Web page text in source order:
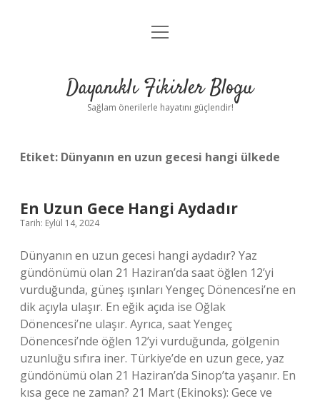
Anasayfa
Yasal Uyarı
menüyü
Dayanıklı Fikirler Blogu
Sağlam önerilerle hayatını güçlendir!
Etiket: Dünyanın en uzun gecesi hangi ülkede
En Uzun Gece Hangi Aydadır
Tarih: Eylül 14, 2024
Dünyanın en uzun gecesi hangi aydadır? Yaz
gündönümü olan 21 Haziran’da saat öğlen 12’yi
vurduğunda, güneş ışınları Yengeç Dönencesi’ne en
dik açıyla ulaşır. En eğik açıda ise Oğlak
Dönencesi’ne ulaşır. Ayrıca, saat Yengeç
Dönencesi’nde öğlen 12’yi vurduğunda, gölgenin
uzunluğu sıfıra iner. Türkiye’de en uzun gece, yaz
gündönümü olan 21 Haziran’da Sinop’ta yaşanır. En
kısa gece ne zaman? 21 Mart (Ekinoks): Gece ve